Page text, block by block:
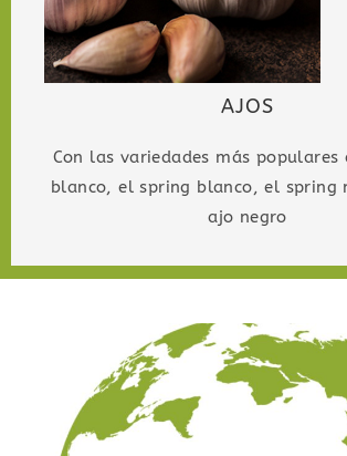
AJOS
Con las variedades más populares
blanco, el spring blanco, el spring
ajo negro